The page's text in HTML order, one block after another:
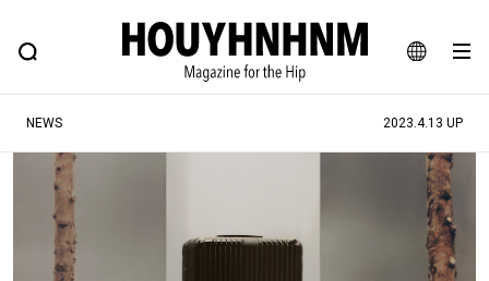
JA
EN
FEATURE BLOG SNAP
ヒップなファッション、カルチャー、ライフスタイルWEBマガジン
#注目のタグ
#SHOPPING ADDICT #憧れの逸品
#ESSENTIAL DESIGNS
NEWS 2023.4.13 UP